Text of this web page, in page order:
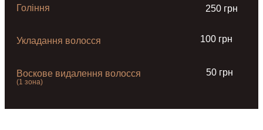
Гоління 250 грн
Укладання волосся 100 грн
Воскове видалення волосся
(1 зона)
50 грн